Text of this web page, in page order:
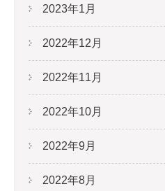
2023年1月
2022年12月
2022年11月
2022年10月
2022年9月
2022年8月